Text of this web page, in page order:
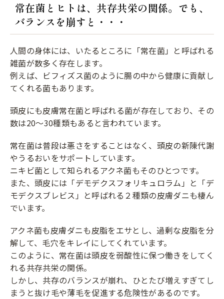
常在菌とヒトは、共存共栄の関係。でも、
バランスを崩すと・・・
人間の身体には、いたるところに「常在菌」と呼ばれる
雑菌が数多く存在します。
例えば、ビフィズス菌のように腸の中から健康に貢献し
てくれる菌もあります。
頭皮にも皮膚常在菌と呼ばれる菌が存在しており、その
数は20〜30種類もあると言われています。
常在菌は普段は悪さをすることはなく、頭皮の新陳代謝
やうるおいをサポートしています。
ニキビ菌として知られるアクネ菌もそのひとつです。
また、頭皮には「デモデクスフォリキュロラム」と「デ
モデクスブレビス」と呼ばれる２種類の皮膚ダニも棲ん
でいます。
アクネ菌も皮膚ダニも皮脂をエサとし、過剰な皮脂を分
解して、毛穴をキレイにしてくれています。
このように、常在菌は頭皮を弱酸性に保つ働きをしてく
れる共存共栄の関係。
しかし、共存のバランスが崩れ、ひとたび増えすぎてし
まうと抜け毛や薄毛を促進する危険性があるのです。